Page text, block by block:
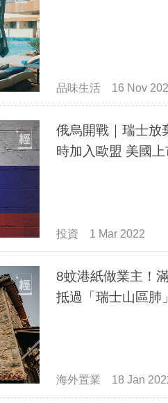
品味生活 16 Nov
俄烏開戰｜瑞士放
時加入歐盟 美國
投資 1 Mar 2022
8蚊港紙做業主！
抵過「瑞士山區肺
海外置業 18 Jan